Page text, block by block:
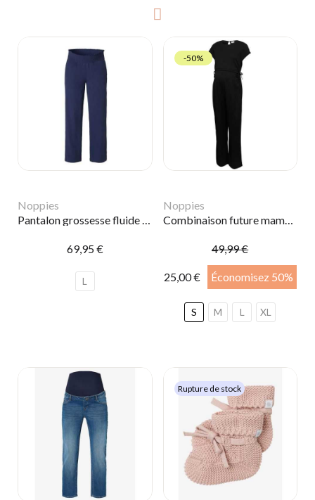
Noppies
Pantalon grossesse fluide | Bleu navy
69,95 €
L
-50%
Noppies
Combinaison future maman | Cavi
49,99 €
25,00 € Économisez 50%
S M L XL
Rupture de stock